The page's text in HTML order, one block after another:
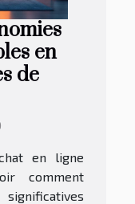
en
de
en ligne
comment